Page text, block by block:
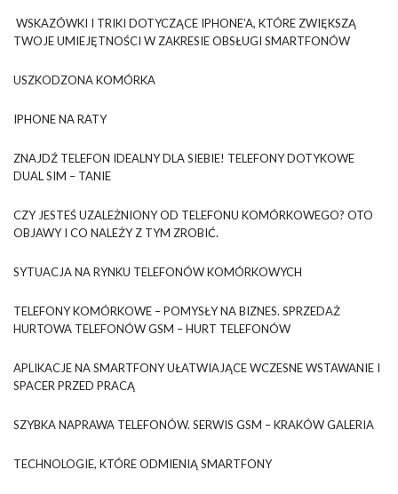
WSKAZÓWKI I TRIKI DOTYCZĄCE IPHONE’A, KTÓRE ZWIĘKSZĄ
TWOJE UMIEJĘTNOŚCI W ZAKRESIE OBSŁUGI SMARTFONÓW
USZKODZONA KOMÓRKA
IPHONE NA RATY
ZNAJDŹ TELEFON IDEALNY DLA SIEBIE! TELEFONY DOTYKOWE
DUAL SIM – TANIE
CZY JESTEŚ UZALEŻNIONY OD TELEFONU KOMÓRKOWEGO? OTO
OBJAWY I CO NALEŻY Z TYM ZROBIĆ.
SYTUACJA NA RYNKU TELEFONÓW KOMÓRKOWYCH
TELEFONY KOMÓRKOWE – POMYSŁY NA BIZNES. SPRZEDAŻ
HURTOWA TELEFONÓW GSM – HURT TELEFONÓW
APLIKACJE NA SMARTFONY UŁATWIAJĄCE WCZESNE WSTAWANIE I
SPACER PRZED PRACĄ
SZYBKA NAPRAWA TELEFONÓW. SERWIS GSM – KRAKÓW GALERIA
TECHNOLOGIE, KTÓRE ODMIENIĄ SMARTFONY